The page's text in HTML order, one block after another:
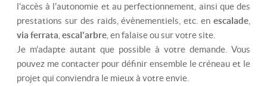
l'accès à l'autonomie et au perfectionnement, ainsi que des
prestations sur des raids, évènementiels, etc. enescalade
via ferrata escal'arbre, en falaise ou sur votre site.
Je m'adapte autant que possible à votre demande. Vous
pouvez me contacter pour définir ensemble le créneau et le
projet qui conviendra le mieux à votre envie.